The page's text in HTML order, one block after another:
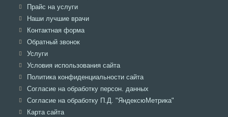
вкладке
Прайс на услугиОткроется
в
вкладке
Наши лучшие врачиОткроется
Контактная формаОткроется
Обратный звонокОткроется
вкладке
УслугиОткроется
в
вкладке
Условия использования сайтаОткроется
в
вкладке
Политика конфиденциальности сайтаОткроется
в
вкладке
Согласие на обработку персон. данных
в
Согласие на обработку П.Д. "ЯндексюМетрика"
Карта сайтаОткроется